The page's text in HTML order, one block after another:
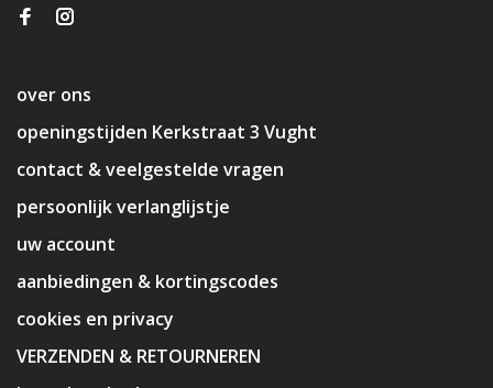
over ons
openingstijden Kerkstraat 3 Vught
contact & veelgestelde vragen
persoonlijk verlanglijstje
uw account
aanbiedingen & kortingscodes
cookies en privacy
VERZENDEN & RETOURNEREN